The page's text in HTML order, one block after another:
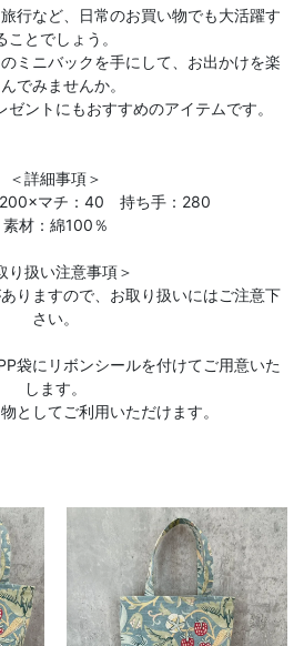
行など、日常のお買い物でも大活躍す
ことでしょう。
ミニバックを手にして、お出かけを楽
んでみませんか。
ントにもおすすめのアイテムです。
＜詳細事項＞
マチ：40 持ち手：280
素材：綿100％
り扱い注意事項＞
りますので、お取り扱いにはご注意下
さい。
袋にリボンシールを付けてご用意いた
します。
としてご利用いただけます。